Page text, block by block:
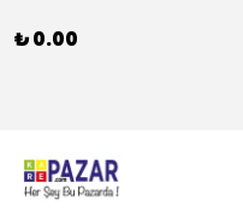
₺ 0.00